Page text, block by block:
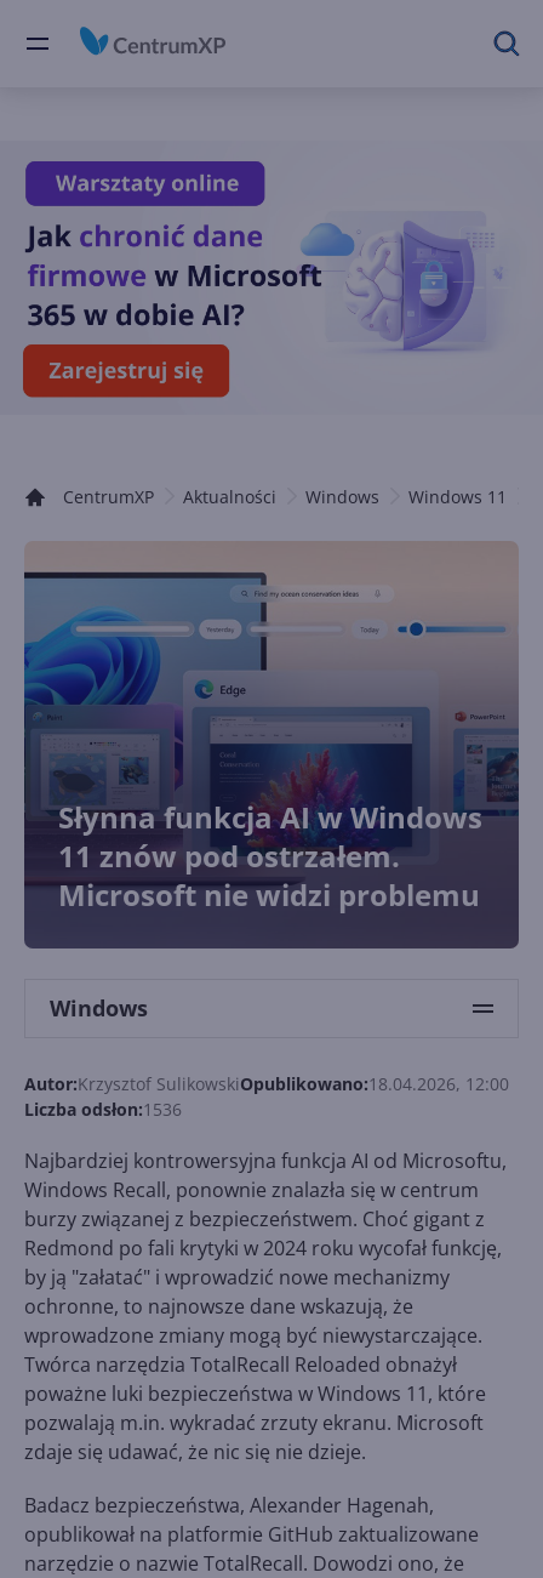
CentrumXP Aktualności Windows Windows 11
Słynna funkcja AI w Windows
11 znów pod ostrzałem.
Microsoft nie widzi problemu
Windows
Autor:Krzysztof SulikowskiOpublikowano:18.04.2026, 12:00
Liczba odsłon:1536
Najbardziej kontrowersyjna funkcja AI od Microsoftu,
Windows Recall, ponownie znalazła się w centrum
burzy związanej z bezpieczeństwem. Choć gigant z
Redmond po fali krytyki w 2024 roku wycofał funkcję,
by ją "załatać" i wprowadzić nowe mechanizmy
ochronne, to najnowsze dane wskazują, że
wprowadzone zmiany mogą być niewystarczające.
Twórca narzędzia TotalRecall Reloaded obnażył
poważne luki bezpieczeństwa w Windows 11, które
pozwalają m.in. wykradać zrzuty ekranu. Microsoft
zdaje się udawać, że nic się nie dzieje.
Badacz bezpieczeństwa, Alexander Hagenah,
opublikował na platformie GitHub zaktualizowane
narzędzie o nazwie TotalRecall. Dowodzi ono, że